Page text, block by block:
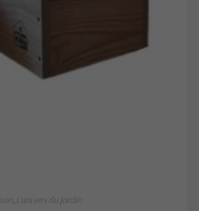
L’univers du jardin